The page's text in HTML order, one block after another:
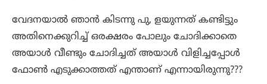
വേദനയാൽ ഞാൻ കിടന്നു പു, ളയുന്നത് കണ്ടിട്ടും
അതിനെക്കുറിച്ച് ഒരക്ഷരം പോലും ചോദിക്കാതെ
അയാൾ വീണ്ടും ചോദിച്ചത് അയാൾ വിളിച്ചപ്പോൾ
ഫോൺ എടുക്കാത്തത് എന്താണ് എന്നായിരുന്നു???